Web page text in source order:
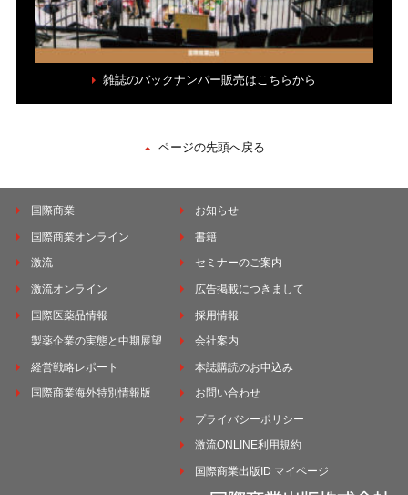
雑誌のバックナンバー販売はこちらから
ページの先頭へ戻る
国際商業
国際商業オンライン
激流
激流オンライン
国際医薬品情報
製薬企業の実態と中期展望
経営戦略レポート
国際商業海外特別情報版
お知らせ
書籍
セミナーのご案内
広告掲載につきまして
採用情報
会社案内
本誌購読のお申込み
お問い合わせ
プライバシーポリシー
激流ONLINE利用規約
国際商業出版ID マイページ